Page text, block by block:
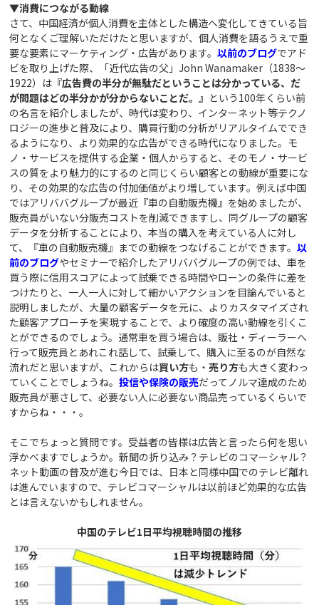
▼消費につながる動線
さて、中国経済が個人消費を主体とした構造へ変化してきている旨
何となくご理解いただけたと思いますが、個人消費を語るうえで重
要な要素にマーケティング・広告があります。以前のブログでアド
ビを取り上げた際、「近代広告の父」John Wanamaker（1838～
1922）は 『広告費の半分が無駄だということは分かっている、だ
が問題はどの半分かが分からないことだ。』 という100年くらい前
の名言を紹介しましたが、時代は変わり、インターネット等テクノ
ロジーの進歩と普及により、購買行動の分析がリアルタイムででき
るようになり、より効果的な広告ができる時代になりました。モ
ノ・サービスを提供する企業・個人からすると、そのモノ・サービ
スの質をより魅力的にするのと同じくらい顧客との動線が重要にな
り、その効果的な広告の付加価値がより増しています。例えば中国
ではアリババグループが最近『車の自動販売機』を始めましたが、
販売員がいない分販売コストを削減できますし、同グループの顧客
データを分析することにより、本当の購入を考えている人に対し
て、『車の自動販売機』までの動線をつなげることができます。以
前のブログやセミナーで紹介したアリババグループの例では、車を
買う際に信用スコアによって試乗できる時間やローンの条件に差を
つけたりと、一人一人に対して細かいアクションを目論んでいると
説明しましたが、大量の顧客データを元に、よりカスタマイズされ
た顧客アプローチを実現することで、より確度の高い動線を引くこ
とができるのでしょう。通常車を買う場合は、販社・ディーラーへ
行って販売員とあれこれ話して、試乗して、購入に至るのが自然な
流れだと思いますが、これからは買い方も・売り方も大きく変わっ
ていくことでしょうね。投信や保険の販売だってノルマ達成のため
販売員が悪さして、必要ない人に必要ない商品売っているくらいで
すからね・・・。
そこでちょっと質問です。受益者の皆様は広告と言ったら何を思い
浮かべますでしょうか。新聞の折り込み？テレビのコマーシャル？
ネット動画の普及が進む今日では、日本と同様中国でのテレビ離れ
は進んでいますので、テレビコマーシャルは以前ほど効果的な広告
とは言えないかもしれません。
中国のテレビ1日平均視聴時間の推移